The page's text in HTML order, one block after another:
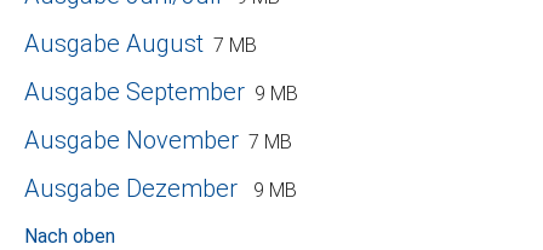
Ausgabe August 7 MB
Ausgabe September 9 MB
Ausgabe November 7 MB
Ausgabe Dezember
9 MB
Nach oben